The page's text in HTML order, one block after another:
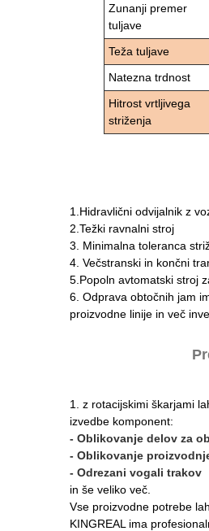
Zunanji premer
tuljave
Teža tuljave
Natezna trdnost
Hitrost vrtljivega
striženja
1.Hidravlični odvijalnik z
2.Težki ravnalni stroj
3. Minimalna toleranca
4. Večstranski in končni
5.Popoln avtomatski stroj
6. Odprava obtočnih jam
proizvodne linije in več
1. z rotacijskimi škarjami
izvedbe komponent:
- Oblikovanje delov za
- Oblikovanje
- Odrezani vogali trakov
in še veliko več.
Vse proizvodne potrebe
KINGREAL ima